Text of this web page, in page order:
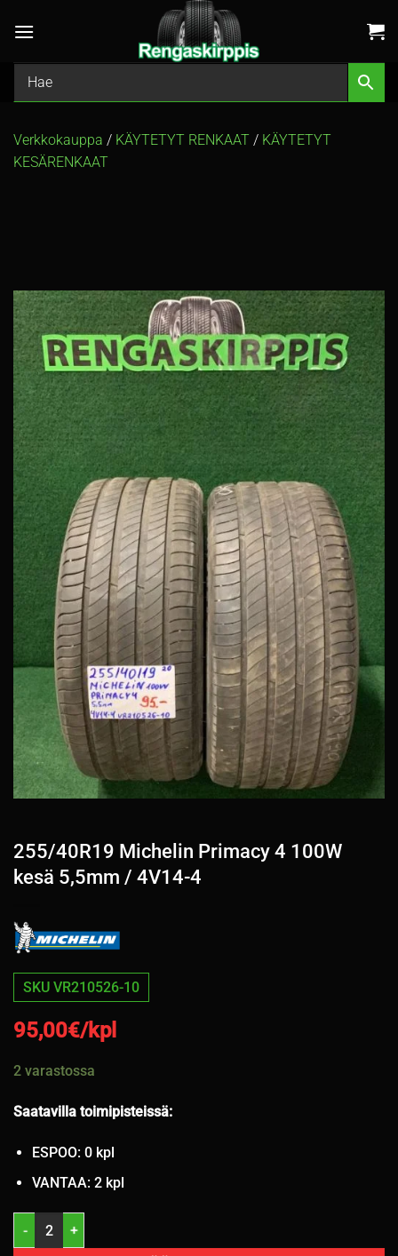
Verkkokauppa / KÄYTETYT RENKAAT / KÄYTETYT
KESÄRENKAAT
255/40R19 Michelin Primacy 4 100W
kesä 5,5mm / 4V14-4
SKU VR210526-10
95,00€/kpl
2 varastossa
Saatavilla toimipisteissä:
ESPOO: 0 kpl
VANTAA: 2 kpl
255/40R19 Michelin Primacy 4 100W kesä 5,5mm / 4V14-4 määrä